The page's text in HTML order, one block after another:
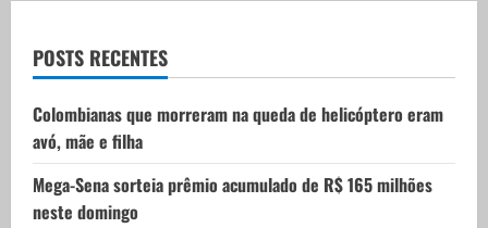
t
i
o
n
POSTS RECENTES
Colombianas que morreram na queda de helicóptero eram
avó, mãe e filha
Mega-Sena sorteia prêmio acumulado de R$ 165 milhões
neste domingo